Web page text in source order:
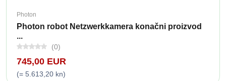
Photon
Photon robot Netzwerkkamera konačni proizvod
...
(0)
745,00 EUR
(= 5.613,20 kn)